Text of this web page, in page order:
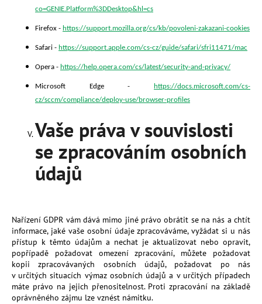
co=GENIE.Platform%3DDesktop&hl=cs
Firefox - https://support.mozilla.org/cs/kb/povoleni-zakazani-cookies
Safari - https://support.apple.com/cs-cz/guide/safari/sfri11471/mac
Opera - https://help.opera.com/cs/latest/security-and-privacy/
Microsoft Edge -
https://docs.microsoft.com/cs-
cz/sccm/compliance/deploy-use/browser-profiles
Vaše práva v souvislosti
se zpracováním osobních
údajů
Nařízení GDPR vám dává mimo jiné právo obrátit se na nás a chtít
informace, jaké vaše osobní údaje zpracováváme, vyžádat si u nás
přístup k těmto údajům a nechat je aktualizovat nebo opravit,
popřípadě požadovat omezení zpracování, můžete požadovat
kopii zpracovávaných osobních údajů, požadovat po nás
v určitých situacích výmaz osobních údajů a v určitých případech
máte právo na jejich přenositelnost. Proti zpracování na základě
oprávněného zájmu lze vznést námitku.